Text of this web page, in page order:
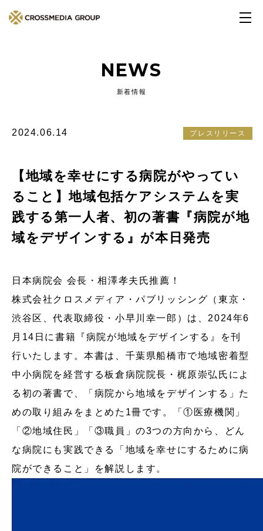
NEWS
新着情報
2024.06.14 プレスリリース
【地域を幸せにする病院がやってい
ること】地域包括ケアシステムを実
践する第一人者、初の著書『病院が地
域をデザインする』が本日発売
日本病院会 会長・相澤孝夫氏推薦！
株式会社クロスメディア・パブリッシング（東京・
渋谷区、代表取締役・小早川幸一郎）は、2024年6
月14日に書籍『病院が地域をデザインする』を刊
行いたします。本書は、千葉県船橋市で地域密着型
中小病院を経営する板倉病院院長・梶原崇弘氏によ
る初の著書で、「病院から地域をデザインする」た
めの取り組みをまとめた1冊です。「①医療機関」
「②地域住民」「③職員」の3つの方向から、どん
な病院にも実践できる「地域を幸せにするために病
院ができること」を解説します。